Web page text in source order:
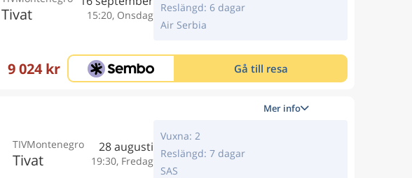
Tivat 15:20, Onsdag
Reslängd: 6 dagar
Air Serbia
9 024 kr Gå till resa
Mer info
TIVMontenegro
Tivat
28 augusti
19:30, Fredag
Vuxna: 2
Reslängd: 7 dagar
SAS